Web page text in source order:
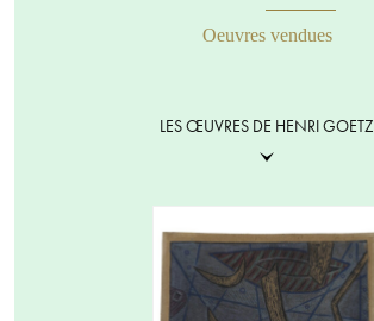
Oeuvres vendues
LES ŒUVRES DE HENRI GOETZ